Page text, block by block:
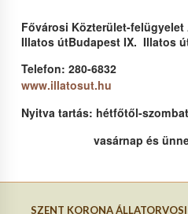
Fővárosi Közterület-
Illatos útBudapest IX. Illatos
Telefon: 280-
www.illatosut.hu
Nyitva tartás: hétfőtől-
vasárnap és
SZENT KORONA ÁLLATORVOSI